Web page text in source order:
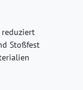
Stoßfest